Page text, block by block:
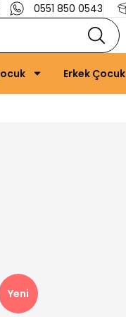
0551 850 0543
Erkek Çocuk
Yeni